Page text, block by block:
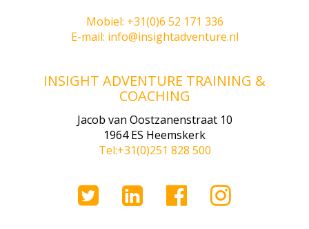
Mobiel: +31(0)6 52 171 336
E-mail: info@insightadventure.nl
INSIGHT ADVENTURE TRAINING &
COACHING
Jacob van Oostzanenstraat 10
1964 ES Heemskerk
Tel:+31(0)251 828 500